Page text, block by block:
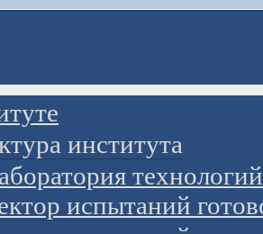
института
испытаний